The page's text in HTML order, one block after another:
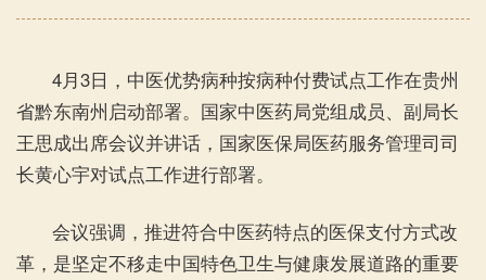
薪传录4月3日，中医优势病种按病种付费试点工作在贵州
省黔东南州启动部署。国家中医药局党组成员、副局长
王思成出席会议并讲话，国家医保局医药服务管理司司
长黄心宇对试点工作进行部署。
会议强调，推进符合中医药特点的医保支付方式改
革，是坚定不移走中国特色卫生与健康发展道路的重要